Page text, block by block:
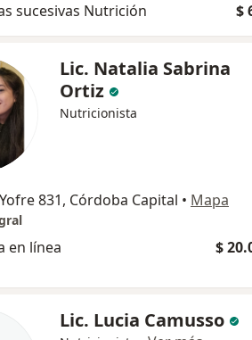
sucesivas Nutrición $
Lic. Natalia Sabrina
Ortiz
Nutricionista
831, Córdoba Capital • Mapa
en línea $
Lic. Lucia Camusso